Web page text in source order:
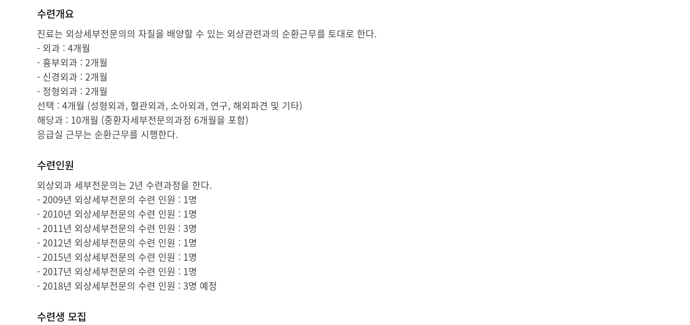
수련개요
진료는 외상세부전문의의 자질을 배양할 수 있는 외상관련과의 순환근무를 토대로 한다.
- 외과 : 4개월
- 흉부외과 : 2개월
- 신경외과 : 2개월
- 정형외과 : 2개월
선택 : 4개월 (성형외과, 혈관외과, 소아외과, 연구, 해외파견 및 기타)
해당과 : 10개월 (중환자세부전문의과정 6개월을 포함)
응급실 근무는 순환근무를 시행한다.
수련인원
외상외과 세부전문의는 2년 수련과정을 한다.
- 2009년 외상세부전문의 수련 인원 : 1명
- 2010년 외상세부전문의 수련 인원 : 1명
- 2011년 외상세부전문의 수련 인원 : 3명
- 2012년 외상세부전문의 수련 인원 : 1명
- 2015년 외상세부전문의 수련 인원 : 1명
- 2017년 외상세부전문의 수련 인원 : 1명
- 2018년 외상세부전문의 수련 인원 : 3명 예정
수련생 모집